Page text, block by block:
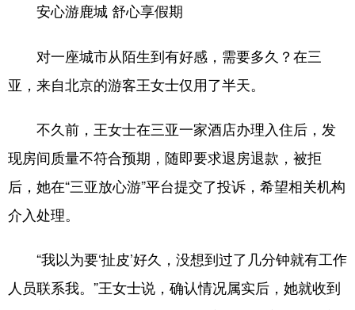
安心游鹿城 舒心享假期
对一座城市从陌生到有好感，需要多久？在三
亚，来自北京的游客王女士仅用了半天。
不久前，王女士在三亚一家酒店办理入住后，发
现房间质量不符合预期，随即要求退房退款，被拒
后，她在“三亚放心游”平台提交了投诉，希望相关机构
介入处理。
“我以为要‘扯皮’好久，没想到过了几分钟就有工作
人员联系我。”王女士说，确认情况属实后，她就收到